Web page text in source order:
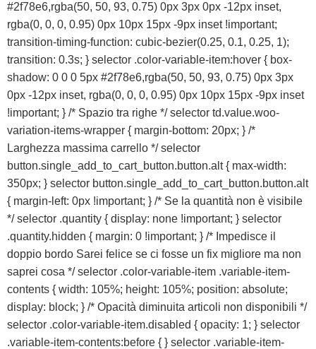
#2f78e6,rgba(50, 50, 93, 0.75) 0px 3px 0px -12px inset,
rgba(0, 0, 0, 0.95) 0px 10px 15px -9px inset !important;
transition-timing-function: cubic-bezier(0.25, 0.1, 0.25, 1);
transition: 0.3s; } selector .color-variable-item:hover { box-
shadow: 0 0 0 5px #2f78e6,rgba(50, 50, 93, 0.75) 0px 3px
0px -12px inset, rgba(0, 0, 0, 0.95) 0px 10px 15px -9px inset
!important; } /* Spazio tra righe */ selector td.value.woo-
variation-items-wrapper { margin-bottom: 20px; } /*
Larghezza massima carrello */ selector
button.single_add_to_cart_button.button.alt { max-width:
350px; } selector button.single_add_to_cart_button.button.alt
{ margin-left: 0px !important; } /* Se la quantità non è visibile
*/ selector .quantity { display: none !important; } selector
.quantity.hidden { margin: 0 !important; } /* Impedisce il
doppio bordo Sarei felice se ci fosse un fix migliore ma non
saprei cosa */ selector .color-variable-item .variable-item-
contents { width: 105%; height: 105%; position: absolute;
display: block; } /* Opacità diminuita articoli non disponibili */
selector .color-variable-item.disabled { opacity: 1; } selector
.variable-item-contents:before { } selector .variable-item-